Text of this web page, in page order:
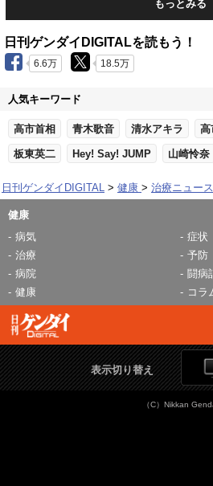
もっとみる
日刊ゲンダイDIGITALを読もう！
6.6万 18.5万
人気キーワード
高市首相 青木歌音 清水アキラ 高
板東英二 Hey! Say! JUMP 山崎怜奈
日刊ゲンダイDIGITAL 健康 治療ニュース
健康
病気
症状
治療
予防
病院
闘病
健康
コラ
表示切り替え
（C）Nikkan